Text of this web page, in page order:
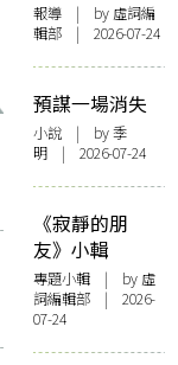
報導 | by 虛詞編
輯部 | 2026-07-24
預謀一場消失
小說 | by 季
明 | 2026-07-24
《寂靜的朋
友》小輯
專題小輯 | by 虛
詞編輯部 | 2026-
07-24